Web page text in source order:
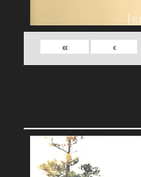
›
»